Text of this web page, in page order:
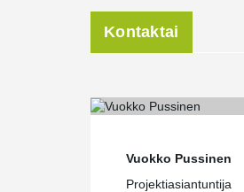
Kontaktai
Vuokko Pussinen
Projektiasiantuntija